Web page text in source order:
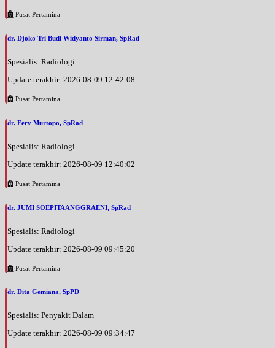
Pusat Pertamina
dr. Djoko Tri Budi Widyanto Sirman, SpRad
Spesialis: Radiologi
Update terakhir: 2026-08-09 12:42:08
Pusat Pertamina
dr. Fery Murtopo, SpRad
Spesialis: Radiologi
Update terakhir: 2026-08-09 12:40:02
Pusat Pertamina
dr. JUMI SOEPITAANGGRAENI, SpRad
Spesialis: Radiologi
Update terakhir: 2026-08-09 09:45:20
Pusat Pertamina
dr. Dita Gemiana, SpPD
Spesialis: Penyakit Dalam
Update terakhir: 2026-08-09 09:34:47